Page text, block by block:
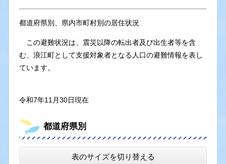
都道府県別、県内市町村別の居住状況
この避難状況は、震災以降の転出者及び出生者等を含
む、浪江町として支援対象者となる人口の避難情報を表し
ています。
令和7年11月30日現在
都道府県別
表のサイズを切り替える